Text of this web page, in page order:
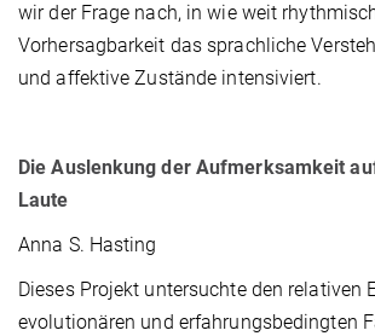
wir der Frage nach, in wie weit
Vorhersagbarkeit das sprachliche
und affektive Zustände intensiviert.
Die Auslenkung der Aufmerksamkeit
Laute
Anna S. Hasting
Dieses Projekt untersuchte den relativen
evolutionären und erfahrungsbedingten